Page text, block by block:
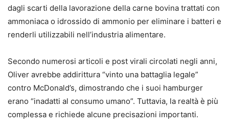
dagli scarti della lavorazione della carne bovina trattati con
ammoniaca o idrossido di ammonio per eliminare i batteri e
renderli utilizzabili nell’industria alimentare.
Secondo numerosi articoli e post virali circolati negli anni,
Oliver avrebbe addirittura “vinto una battaglia legale”
contro McDonald’s, dimostrando che i suoi hamburger
erano “inadatti al consumo umano”. Tuttavia, la realtà è più
complessa e richiede alcune precisazioni importanti.